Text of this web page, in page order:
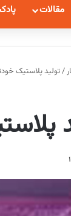
مقالات
/تولید پلاستیک